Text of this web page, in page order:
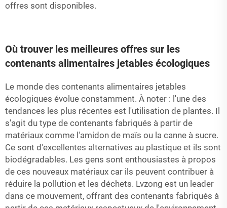
offres sont disponibles.
Où trouver les meilleures offres sur les
contenants alimentaires jetables écologiques
Le monde des contenants alimentaires jetables
écologiques évolue constamment. À noter : l'une des
tendances les plus récentes est l'utilisation de plantes. Il
s'agit du type de contenants fabriqués à partir de
matériaux comme l'amidon de maïs ou la canne à sucre.
Ce sont d'excellentes alternatives au plastique et ils sont
biodégradables. Les gens sont enthousiastes à propos
de ces nouveaux matériaux car ils peuvent contribuer à
réduire la pollution et les déchets. Lvzong est un leader
dans ce mouvement, offrant des contenants fabriqués à